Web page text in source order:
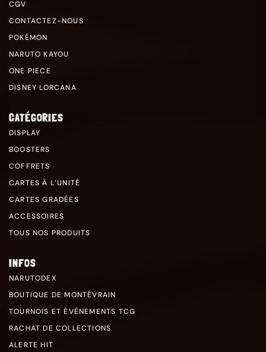
CGV
CONTACTEZ-NOUS
POKÉMON
NARUTO KAYOU
ONE PIECE
DISNEY LORCANA
CATÉGORIES
DISPLAY
BOOSTERS
COFFRETS
CARTES À L’UNITÉ
CARTES GRADÉES
ACCESSOIRES
TOUS NOS PRODUITS
INFOS
NARUTODEX
BOUTIQUE DE MONTÉVRAIN
TOURNOIS ET ÉVÉNEMENTS TCG
RACHAT DE COLLECTIONS
ALERTE HIT